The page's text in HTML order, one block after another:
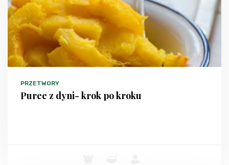
PRZETWORY
Puree z dyni- krok po kroku